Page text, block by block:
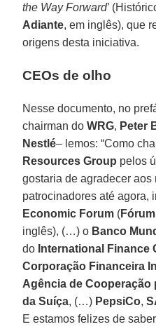
the Way Forward’
Adiante, em inglês), que
origens desta iniciativa.
CEOs de olho
Nesse documento, no
chairman doWRG, Peter
Nestlé– lemos: “Como
Resources Group pelos
gostaria de agradecer aos
patrocinadores até agora,
Economic Forum (
inglês), (…) o Banco
do International Finance
Corporação Financeira
Agência de
da Suíça, (…) PepsiCo,
E estamos felizes de